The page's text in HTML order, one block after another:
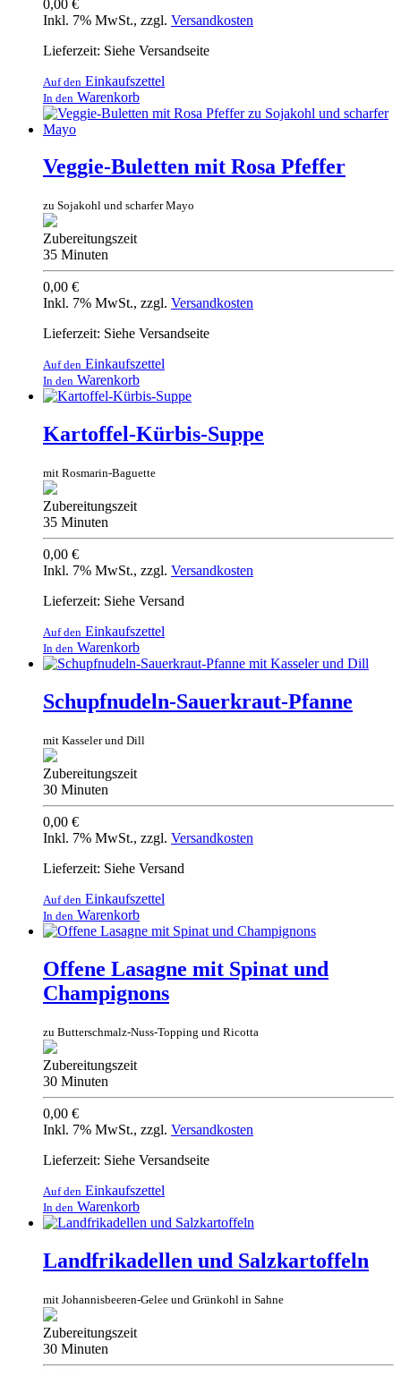
0,00 €
Inkl. 7% MwSt., zzgl. Versandkosten
Lieferzeit: Siehe Versandseite
Auf den Einkaufszettel
In den Warenkorb
Veggie-Buletten mit Rosa Pfeffer
zu Sojakohl und scharfer Mayo
Zubereitungszeit
35 Minuten
0,00 €
Inkl. 7% MwSt., zzgl. Versandkosten
Lieferzeit: Siehe Versandseite
Auf den Einkaufszettel
In den Warenkorb
Kartoffel-Kürbis-Suppe
mit Rosmarin-Baguette
Zubereitungszeit
35 Minuten
0,00 €
Inkl. 7% MwSt., zzgl. Versandkosten
Lieferzeit: Siehe Versand
Auf den Einkaufszettel
In den Warenkorb
Schupfnudeln-Sauerkraut-Pfanne
mit Kasseler und Dill
Zubereitungszeit
30 Minuten
0,00 €
Inkl. 7% MwSt., zzgl. Versandkosten
Lieferzeit: Siehe Versand
Auf den Einkaufszettel
In den Warenkorb
Offene Lasagne mit Spinat und
Champignons
zu Butterschmalz-Nuss-Topping und Ricotta
Zubereitungszeit
30 Minuten
0,00 €
Inkl. 7% MwSt., zzgl. Versandkosten
Lieferzeit: Siehe Versandseite
Auf den Einkaufszettel
In den Warenkorb
Landfrikadellen und Salzkartoffeln
mit Johannisbeeren-Gelee und Grünkohl in Sahne
Zubereitungszeit
30 Minuten